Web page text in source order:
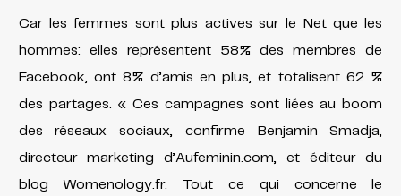
Car les femmes sont plus actives sur le Net que les
hommes: elles représentent 58% des membres de
Facebook, ont 8% d’amis en plus, et totalisent 62 %
des partages. « Ces campagnes sont liées au boom
des réseaux sociaux, confirme Benjamin Smadja,
directeur marketing d’Aufeminin.com, et éditeur du
blog Womenology.fr. Tout ce qui concerne le